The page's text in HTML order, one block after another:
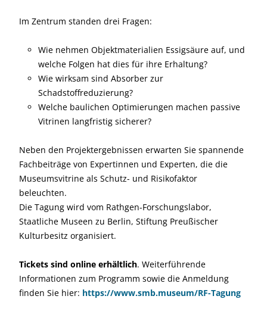
Im Zentrum standen drei Fragen:
Wie nehmen Objektmaterialien Essigsäure auf, und
welche Folgen hat dies für ihre Erhaltung?
Wie wirksam sind Absorber zur
Schadstoffreduzierung?
Welche baulichen Optimierungen machen passive
Vitrinen langfristig sicherer?
Neben den Projektergebnissen erwarten Sie spannende
Fachbeiträge von Expertinnen und Experten, die die
Museumsvitrine als Schutz- und Risikofaktor
beleuchten.
Die Tagung wird vom Rathgen-Forschungslabor,
Staatliche Museen zu Berlin, Stiftung Preußischer
Kulturbesitz organisiert.
Tickets sind online erhältlich. Weiterführende
Informationen zum Programm sowie die Anmeldung
finden Sie hier: https://www.smb.museum/RF-Tagung